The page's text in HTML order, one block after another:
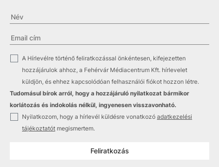
A Hírlevélre történő feliratkozással önkéntesen, kifejezetten
hozzájárulok ahhoz, a Fehérvár Médiacentrum Kft. hírlevelet
küldjön, és ehhez kapcsolódóan felhasználói fiókot hozzon létre.
Tudomásul bírok arról, hogy a hozzájáruló nyilatkozat bármikor
korlátozás és indokolás nélkül, ingyenesen visszavonható.
Nyilatkozom, hogy a hírlevél küldésre vonatkozó adatkezelési
tájékoztatót megismertem.
Feliratkozás